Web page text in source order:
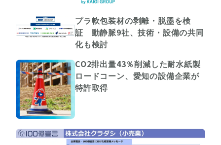
プラ軟包装材の剥離・脱墨を検
証 動静脈9社、技術・設備の共同
化も検討
CO2排出量43％削減した耐水紙製
ロードコーン、愛知の設備企業が
特許取得